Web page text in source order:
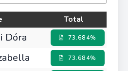
Total
Dóra 73.684%
73.684%